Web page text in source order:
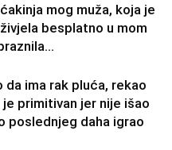
mog muža, koja je
besplatno u mom
da ima rak pluća, rekao
primitivan jer nije išao
poslednjeg daha igrao